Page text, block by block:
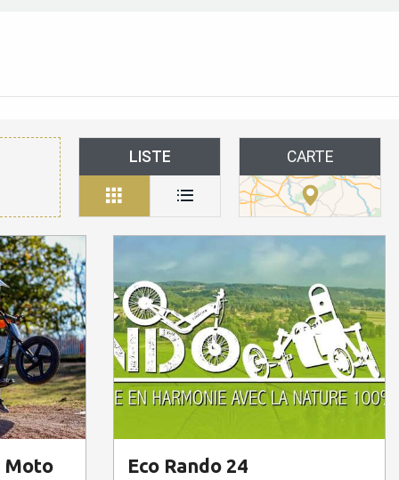
LISTE CARTE
Moto
Eco Rando 24